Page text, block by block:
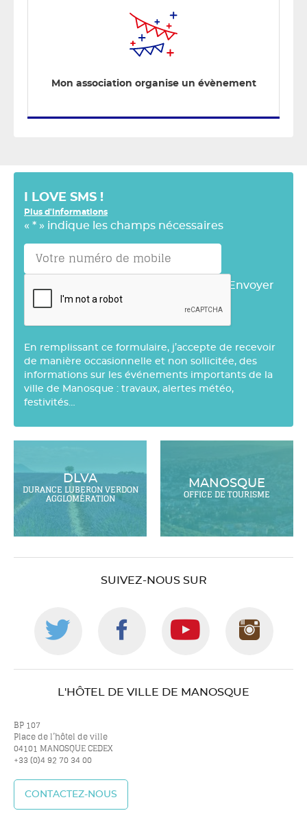
Mon association organise un évènement
I LOVE SMS !
Plus d'informations
« * » indique les champs nécessaires
Envoyer
En remplissant ce formulaire, j’accepte de recevoir
de manière occasionnelle et non sollicitée, des
informations sur les événements importants de la
ville de Manosque : travaux, alertes météo,
festivités…
DLVA
DURANCE LUBERON VERDON
AGGLOMÉRATION
MANOSQUE
OFFICE DE TOURISME
SUIVEZ-NOUS SUR
Suivez-
nous
sur
twitter
Suivez-
nous
facebook
Suivez-
nous
L'HÔTEL DE VILLE DE MANOSQUE
BP 107
Place de l’hôtel de ville
04101 MANOSQUE CEDEX
+33 (0)4 92 70 34 00
CONTACTEZ-NOUS